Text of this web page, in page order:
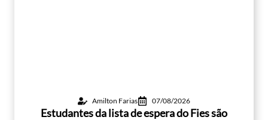
Amilton Farias 07/08/2026
Estudantes da lista de espera do Fies são